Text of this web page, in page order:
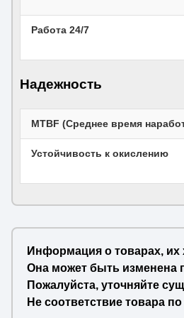
Работа 24/7
Надежность
MTBF (Среднее время
Устойчивость к окислению
Информация о товарах, их
Она может быть изменена
Пожалуйста, уточняйте
Не соответствие товара